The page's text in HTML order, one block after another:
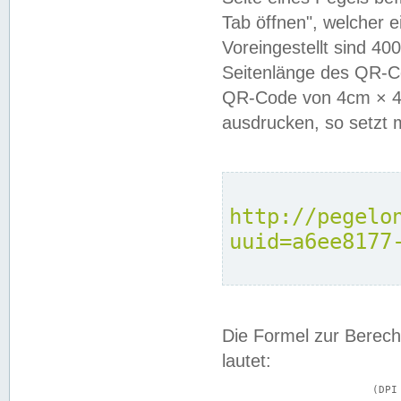
Tab öffnen", welcher
Voreingestellt sind
Seitenlänge des QR-
QR-Code von 4cm ×
ausdrucken, so setzt
http://
Die Formel zur
lautet: